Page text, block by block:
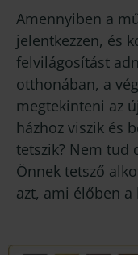
Amennyiben a
jelentkezzen, és
felvilágosítást
otthonában, a
megtekinteni az
házhoz viszik és
tetszik? Nem tud
Önnek tetsző
azt, ami élőben